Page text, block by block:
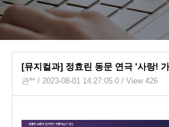
[뮤지컬과] 정효린 동문 연극 '사랑!
관** / 2023-08-01 14:27:05.0 / View 426